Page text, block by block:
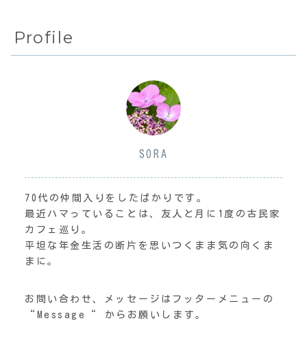
Profile
SORA
70代の仲間入りをしたばかりです。
最近ハマっていることは、友人と月に1度の古民家
カフェ巡り。
平坦な年金生活の断片を思いつくまま気の向くま
まに。
お問い合わせ、メッセージはフッターメニューの
“Message“ からお願いします。